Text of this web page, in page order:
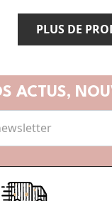
PLUS DE
ACTUS,